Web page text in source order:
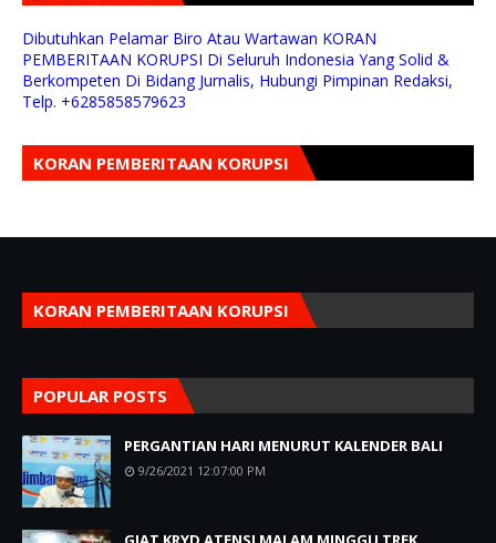
Dibutuhkan Pelamar Biro Atau Wartawan KORAN
PEMBERITAAN KORUPSI Di Seluruh Indonesia Yang Solid &
Berkompeten Di Bidang Jurnalis, Hubungi Pimpinan Redaksi,
Telp. +6285858579623
KORAN PEMBERITAAN KORUPSI
KORAN PEMBERITAAN KORUPSI
POPULAR POSTS
PERGANTIAN HARI MENURUT KALENDER BALI
9/26/2021 12:07:00 PM